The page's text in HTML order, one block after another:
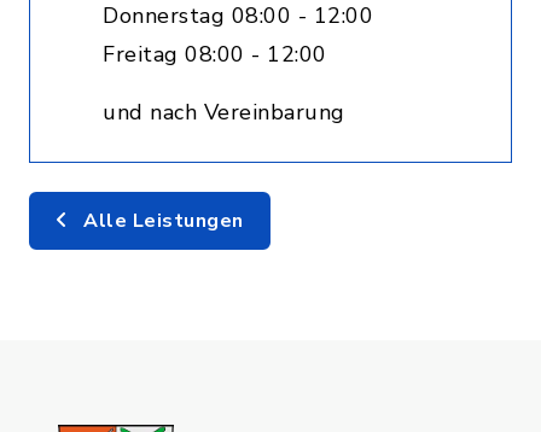
Donnerstag 08:00 - 12:00
Freitag 08:00 - 12:00
und nach Vereinbarung
Alle Leistungen